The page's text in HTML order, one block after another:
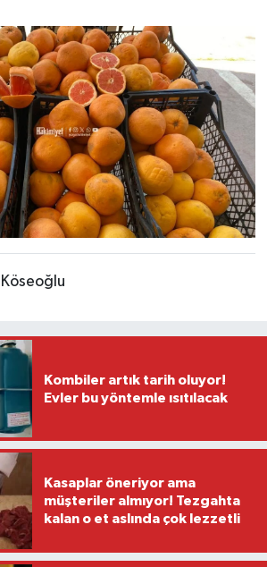
Kombiler artık tarih oluyor!
Evler bu yöntemle ısıtılacak
Kasaplar öneriyor ama
müşteriler almıyor! Tezgahta
kalan o et aslında çok lezzetli